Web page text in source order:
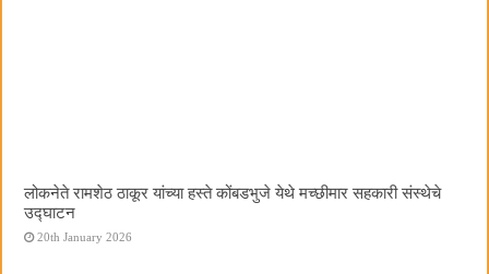
लोकनेते रामशेठ ठाकूर यांच्या हस्ते कोंबडभुजे येथे मच्छीमार सहकारी संस्थेचे
उद्घाटन
20th January 2026